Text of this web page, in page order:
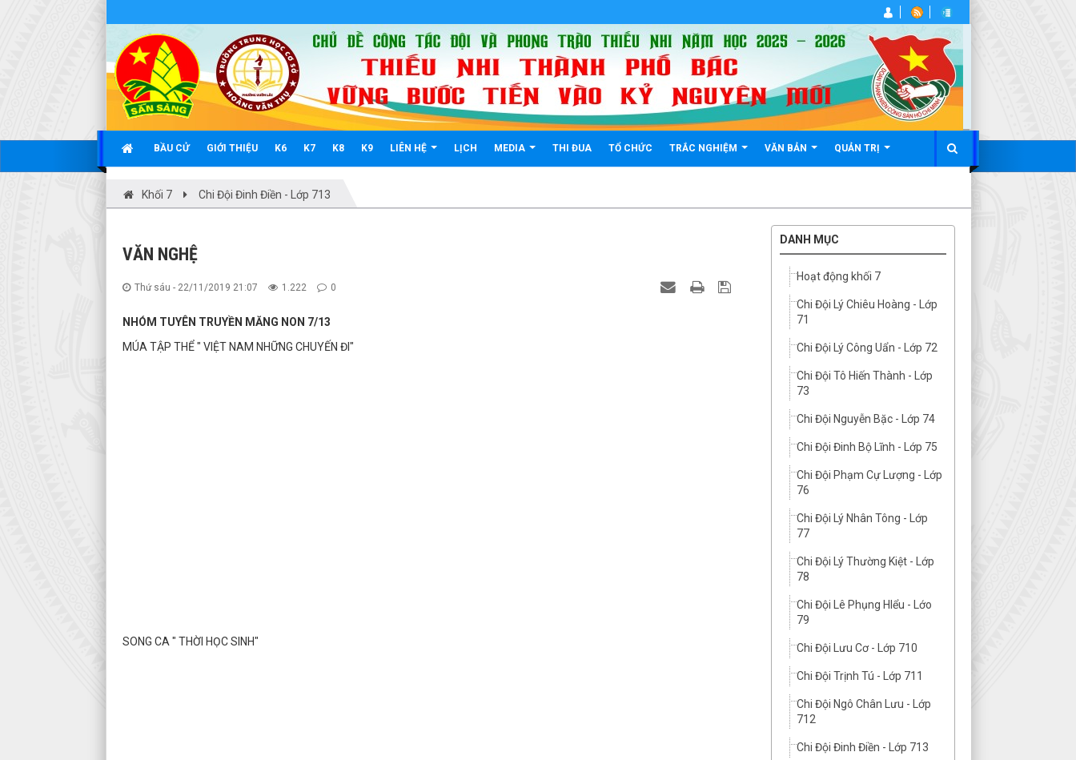
BẦU CỬ GIỚI THIỆU K6 K7 K8 K9 LIÊN HỆ LỊCH MEDIA THI ĐUA TỔ CHỨC TRẮC NGHIỆM VĂN BẢN QUẢN TRỊ
Khối 7 Chi Đội Đinh Điền - Lớp 713
VĂN NGHỆ
Thứ sáu - 22/11/2019 21:07 1.222 0
NHÓM TUYÊN TRUYỀN MĂNG NON 7/13
MÚA TẬP THỂ " VIỆT NAM NHỮNG CHUYẾN ĐI"
SONG CA " THỜI HỌC SINH"
DANH MỤC
Hoạt động khối 7
Chi Đội Lý Chiêu Hoàng - Lớp
71
Chi Đội Lý Công Uẩn - Lớp 72
Chi Đội Tô Hiến Thành - Lớp
73
Chi Đội Nguyễn Bặc - Lớp 74
Chi Đội Đinh Bộ Lĩnh - Lớp 75
Chi Đội Phạm Cự Lượng - Lớp
76
Chi Đội Lý Nhân Tông - Lớp
77
Chi Đội Lý Thường Kiệt - Lớp
78
Chi Đội Lê Phụng HIểu - Lớo
79
Chi Đội Lưu Cơ - Lớp 710
Chi Đội Trịnh Tú - Lớp 711
Chi Đội Ngô Chân Lưu - Lớp
712
Chi Đội Đinh Điền - Lớp 713